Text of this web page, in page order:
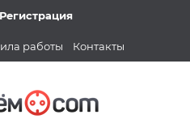
Регистрация
работы Контакты